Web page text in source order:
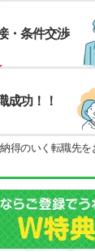
・条件交渉
成功！！
得のいく転職先を